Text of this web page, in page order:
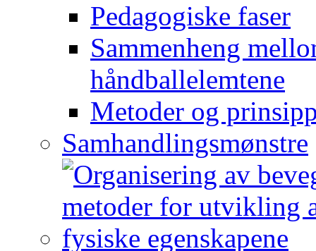
Pedagogiske faser
Sammenheng
håndballelemtene
Metoder og
Samhandlingsmønstre